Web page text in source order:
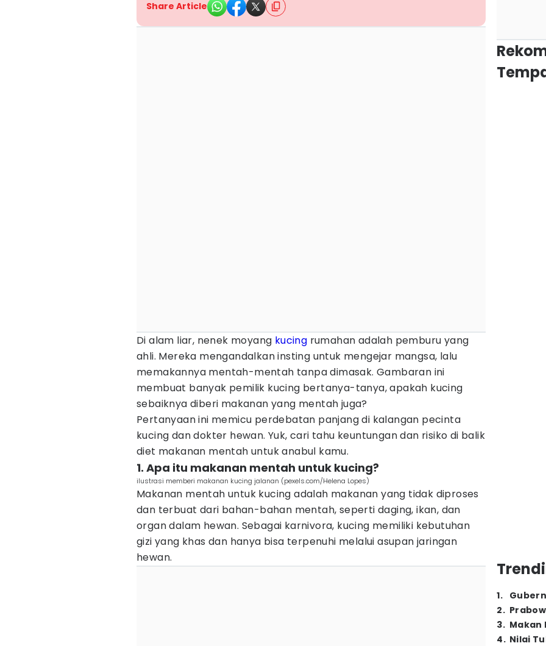
Share Article
Di alam liar, nenek moyang kucing rumahan adalah pemburu yang
ahli. Mereka mengandalkan insting untuk mengejar mangsa, lalu
memakannya mentah-mentah tanpa dimasak. Gambaran ini
membuat banyak pemilik kucing bertanya-tanya, apakah kucing
sebaiknya diberi makanan yang mentah juga?
Pertanyaan ini memicu perdebatan panjang di kalangan pecinta
kucing dan dokter hewan. Yuk, cari tahu keuntungan dan risiko di balik
diet makanan mentah untuk anabul kamu.
1. Apa itu makanan mentah untuk kucing?
ilustrasi memberi makanan kucing jalanan (pexels.com/Helena Lopes)
Makanan mentah untuk kucing adalah makanan yang tidak diproses
dan terbuat dari bahan-bahan mentah, seperti daging, ikan, dan
organ dalam hewan. Sebagai karnivora, kucing memiliki kebutuhan
gizi yang khas dan hanya bisa terpenuhi melalui asupan jaringan
hewan.
1.
2.
3. Makan
4. Nilai